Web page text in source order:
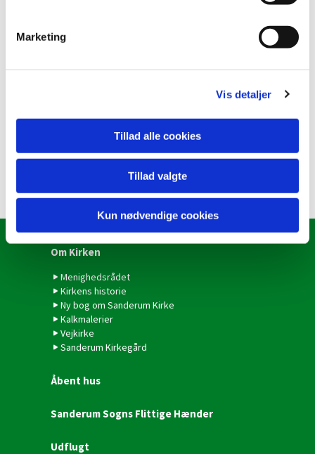
Marketing
Vis detaljer
Tillad alle cookies
Tillad valgte
Kun nødvendige cookies
Om Kirken
Menighedsrådet
Kirkens historie
Ny bog om Sanderum Kirke
Kalkmalerier
Vejkirke
Sanderum Kirkegård
Åbent hus
Sanderum Sogns Flittige Hænder
Udflugt